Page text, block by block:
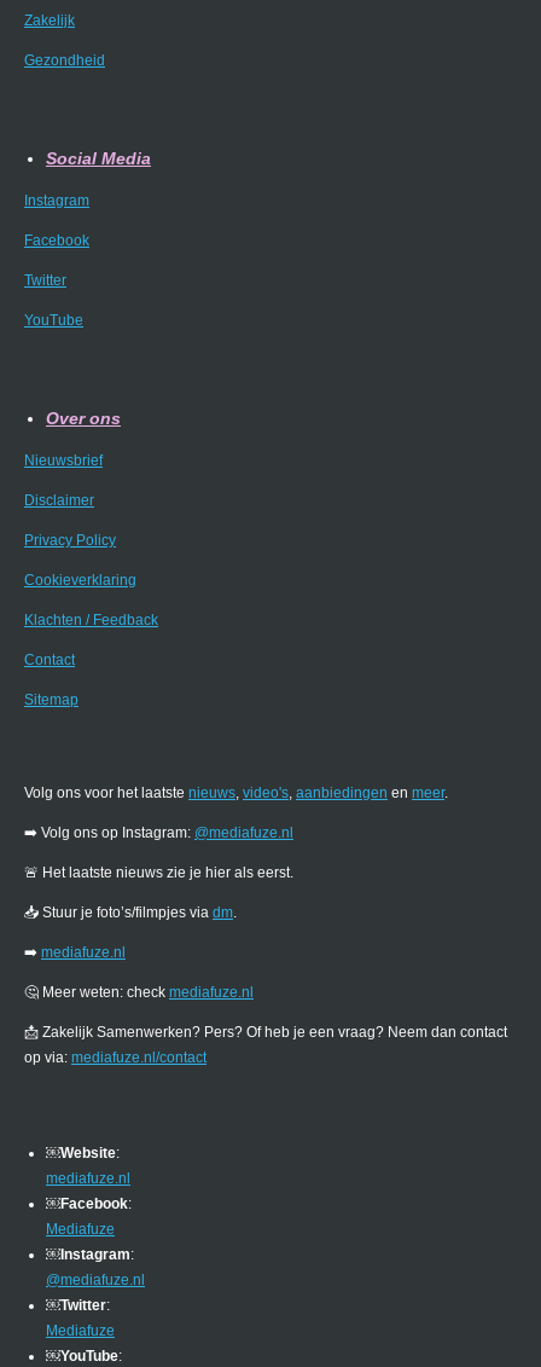
Zakelijk
Gezondheid
Social Media
Instagram
Facebook
Twitter
YouTube
Over ons
Nieuwsbrief
Disclaimer
Privacy Policy
Cookieverklaring
Klachten / Feedback
Contact
Sitemap
Volg ons voor het laatste nieuws, video's, aanbiedingen en meer.
➡️ Volg ons op Instagram: @mediafuze.nl
🚨 Het laatste nieuws zie je hier als eerst.
📥 Stuur je foto’s/filmpjes via dm.
➡️ mediafuze.nl
🤔 Meer weten: check mediafuze.nl
📩 Zakelijk Samenwerken? Pers? Of heb je een vraag? Neem dan contact
op via: mediafuze.nl/contact
￼Website:
mediafuze.nl
￼Facebook:
Mediafuze
￼Instagram:
@mediafuze.nl
￼Twitter:
Mediafuze
￼YouTube: